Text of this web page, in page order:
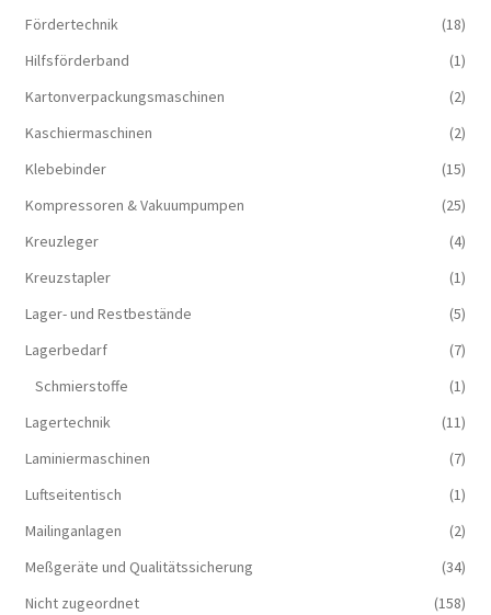
Fördertechnik
(18)
Hilfsförderband
(1)
Kartonverpackungsmaschinen
(2)
Kaschiermaschinen
(2)
Klebebinder
(15)
Kompressoren & Vakuum­pumpen
(25)
Kreuzleger
(4)
Kreuzstapler
(1)
Lager- und Restbestände
(5)
Lagerbedarf
(7)
Schmierstoffe
(1)
Lagertechnik
(11)
Laminiermaschinen
(7)
Luftseitentisch
(1)
Mailinganlagen
(2)
Meßgeräte und Qualitätssicherung
(34)
Nicht zugeordnet
(158)